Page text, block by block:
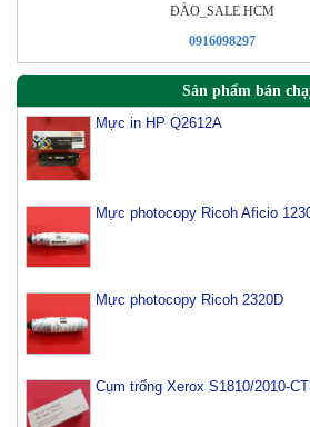
ÐÀO_SALE HCM
0916098297
Sản phẩm bán
Mực in HP Q2612A
Mực photocopy Ricoh Aficio
Mực photocopy Ricoh 2320D
Cụm trống Xerox S1810/2010-